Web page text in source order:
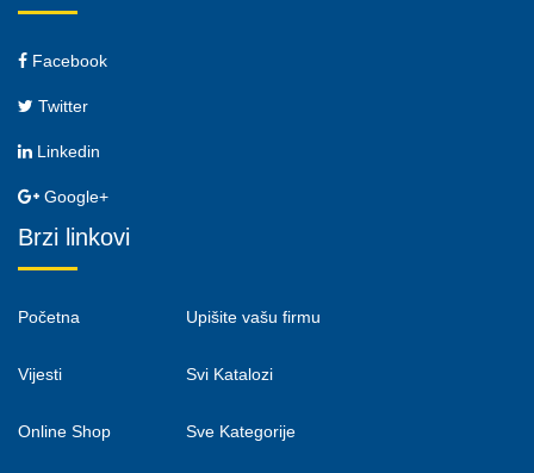
Facebook
Twitter
Linkedin
Google+
Brzi linkovi
Početna
Vijesti
Online Shop
Upišite vašu firmu
Svi Katalozi
Sve Kategorije